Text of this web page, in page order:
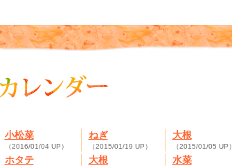
小松菜
（2016/01/04 UP）
ねぎ
（2015/01/19 UP）
大根
（2015/01/05 UP）
ホタテ 大根 水菜